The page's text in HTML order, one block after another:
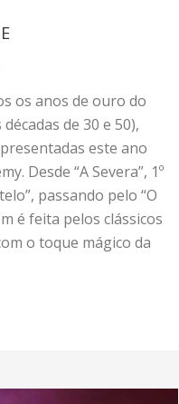
os anos de ouro do
de 30 e 50),
este ano
Desde “A Severa”, 1º
passando pelo “O
é feita pelos clássicos
o toque mágico da